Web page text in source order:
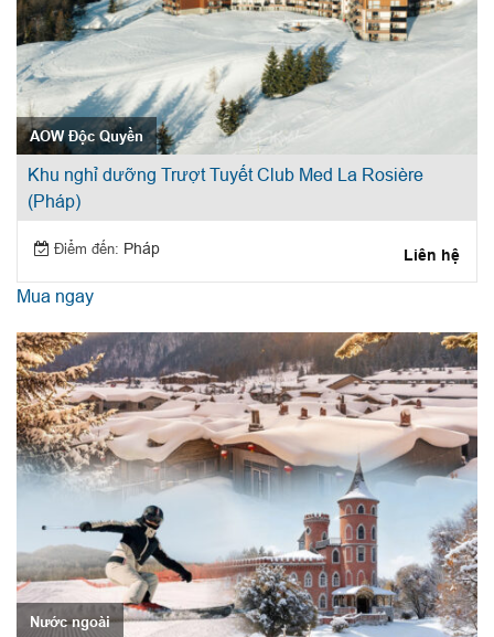
AOW Độc Quyền
Khu nghỉ dưỡng Trượt Tuyết Club Med La Rosière
(Pháp)
Điểm đến: Pháp Liên hệ
Mua ngay
Nước ngoài